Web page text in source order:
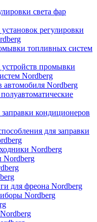
света фар
регулировки
топливных систем
устройств промывки
Nordberg
автомобиля Nordberg
заправки кондиционеров
для заправки
Nordberg
Nordberg
для фреона Nordberg
Nordberg